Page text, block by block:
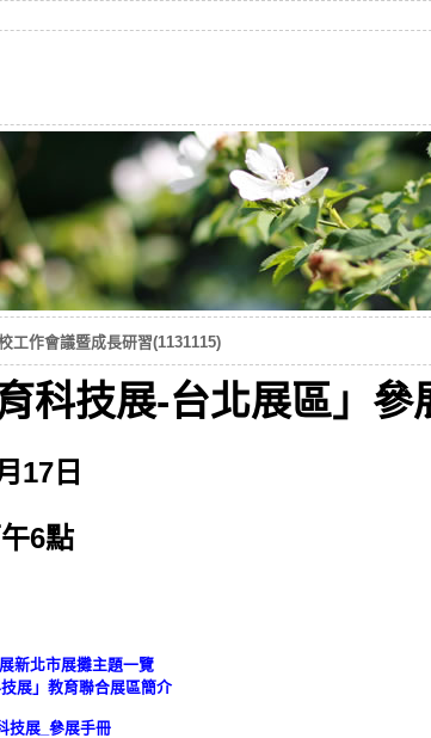
工作會議暨成長研習(1131115)
科技展-台北展區」
17日
6點
新北市展攤主題一覽
展」教育聯合展區簡介
技展_參展手冊